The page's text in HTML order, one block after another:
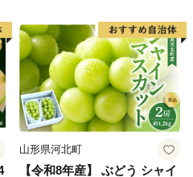
山形県河北町
【令和8年産】 ぶどう シャイ